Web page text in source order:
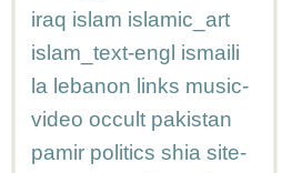
iraq islam islamic_art
islam_text-engl ismaili
la lebanon links music-
video occult pakistan
pamir politics shia site-